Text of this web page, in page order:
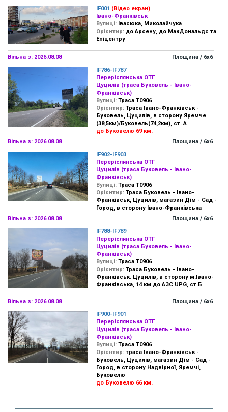
IF001 (Відео екран)
Івано-Франківськ
Вулиці: Івасюка, Миколайчука
Орієнтир: до Арсену, до МакДональдс та
Епіцентру
Вільна з: 2026.08.08
Площина / 6х6
IF786-IF787
Переріслянська ОТГ
Цуцилів (траса Буковель - Івано-
Франківськ)
Вулиці:Траса Т0906
Орієнтир:Траса Івано-Франківськ -
Буковель, Цуцилів, в сторону Яремче
(38,5км)/Буковель(74,2км), ст. А
до Буковелю 69 км.
Вільна з: 2026.08.08
Площина / 6х6
IF902-IF903
Переріслянська ОТГ
Цуцилів (траса Буковель - Івано-
Франківськ)
Вулиці:Траса Т0906
Орієнтир:Траса Буковель - Івано-
Франківськ, Цуцилів, магазин Дім - Сад -
Город, в сторону Івано-Франківська
Вільна з: 2026.08.08
Площина / 6х6
IF788-IF789
Переріслянська ОТГ
Цуцилів (траса Буковель - Івано-
Франківськ)
Вулиці:Траса Т0906
Орієнтир:Траса Буковель - Івано-
Франківськ. Цуцилів, в сторону м.Івано-
Франківська, 14 км до АЗС UPG, ст.Б
Вільна з: 2026.08.08
Площина / 6х6
IF900-IF901
Переріслянська ОТГ
Цуцилів (траса Буковель - Івано-
Франківськ)
Вулиці:Траса Т0906
Орієнтир:траса Івано-Франківськ -
Буковель, Цуцилів, магазин Дім - Сад -
Город, в сторону Надвірної, Яремчі,
Буковелю
до Буковелю 66 км.